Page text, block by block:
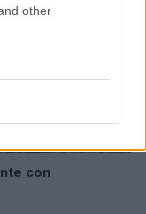
other
con